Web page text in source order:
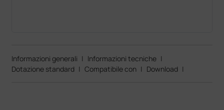
Informazioni generali | Informazioni tecniche |
Dotazione standard | Compatibile con | Download |